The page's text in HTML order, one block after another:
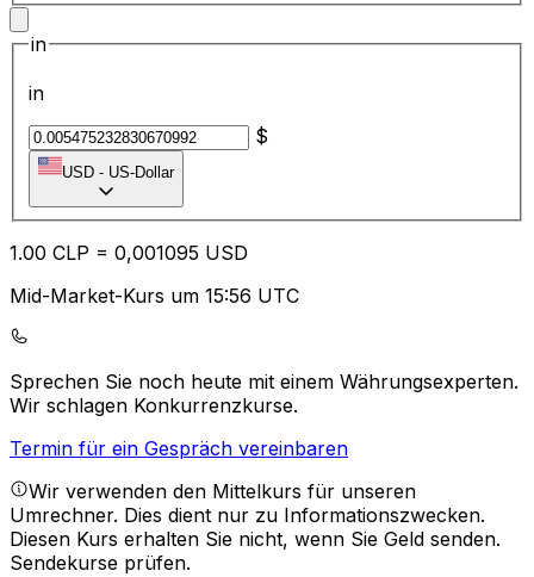
in
in
$
USD - US-Dollar
1.00 CLP = 0,001095 USD
Mid-Market-Kurs um 15:56 UTC
Sprechen Sie noch heute mit einem Währungsexperten.
Wir schlagen Konkurrenzkurse.
Termin für ein Gespräch vereinbaren
Wir verwenden den Mittelkurs für unseren
Umrechner. Dies dient nur zu Informationszwecken.
Diesen Kurs erhalten Sie nicht, wenn Sie Geld senden.
Sendekurse prüfen.